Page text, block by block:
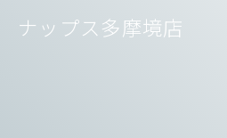
ナップス多摩境店